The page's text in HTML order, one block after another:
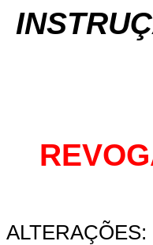
ALTERAÇÕES: